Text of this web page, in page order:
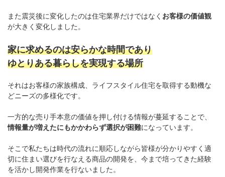
また震災後に変化したのは住宅業界だけではなく お客様の価値観
が大きく変化しました。
家に求めるのは安らかな時間であり
ゆとりある暮らしを実現する場所
それはお客様の家族構成、ライフスタイル住宅を取得する動機な
どニーズの多様化です。
一方的な売り手本意の価値を押し付ける情報が蔓延することで、
情報量が増えたにもかかわらず選択が困難になっています。
そこで私たちは時代の流れに順応しながら皆様が分かりやすく適
切に住まい選びを行なえる商品の開発を、今まで培ってきた経験
を活かし開発作業を行ないました。